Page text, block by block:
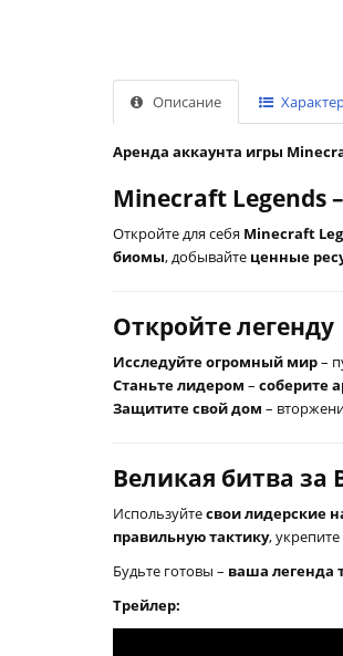
Описание
Аренда аккаунта игры
Minecraft Legends
Откройте для себя Minecraft
биомы, добывайте ценные
Откройте легенду
Исследуйте огромный мир–
Станьте лидером – соберите
Защитите свой дом –
Великая битва за
Используйтесвои лидерские
правильную тактику,
Будьте готовы – ваша легенда
Трейлер: